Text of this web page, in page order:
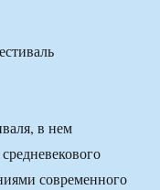
в нем
современного